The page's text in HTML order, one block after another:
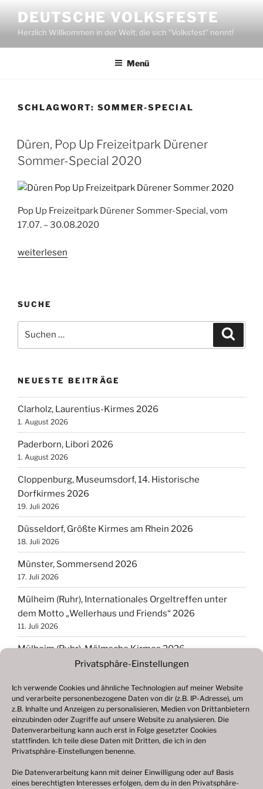
Privatsphäre-Einstellungen
Ich verwende Cookies und ähnliche Technologien auf meiner Website
und verarbeite personenbezogene Daten von dir (z.B. IP-Adresse), um
z.B. Inhalte und Anzeigen zu personalisieren, Medien von Drittanbietern
einzubinden oder Zugriffe auf unsere Website zu analysieren. Die
Datenverarbeitung kann auch erst in Folge gesetzter Cookies
stattfinden. Ich teile diese Daten mit Dritten, die ich in den
Privatsphäre-Einstellungen benenne.
Die Datenverarbeitung kann mit deiner Einwilligung oder auf Basis
eines berechtigten Interesses erfolgen, dem du in den Privatsphäre-
Inhalt
springen
DEUTSCHE VOLKSFESTE
Herzlich Willkommen in der Welt, die sich "Volksfest" nennt!
Menü
SCHLAGWORT: SOMMER-SPECIAL
Düren, Pop Up Freizeitpark Dürener
Sommer-Special 2020
Pop Up Freizeitpark Dürener Sommer-Special, vom
17.07. – 30.08.2020
„Düren,
Dürener
Sommer-
Special
2020“
weiterlesen
SUCHE
nach:
NEUESTE BEITRÄGE
Clarholz, Laurentius-Kirmes 2026
1. August 2026
Paderborn, Libori 2026
1. August 2026
Cloppenburg, Museumsdorf, 14. Historische
Dorfkirmes 2026
19. Juli 2026
Düsseldorf, Größte Kirmes am Rhein 2026
18. Juli 2026
Münster, Sommersend 2026
17. Juli 2026
Mülheim (Ruhr), Internationales Orgeltreffen unter
dem Motto „Wellerhaus und Friends“ 2026
11. Juli 2026
Mülheim (Ruhr), Mölmsche Kirmes 2026
Hannover, Schützenfest 2026
4. Juli 2026
Beelen, Jans to Beilen 2026
28. Juni 2026
Bad Iburg, 2. Benno Kirmes 2026